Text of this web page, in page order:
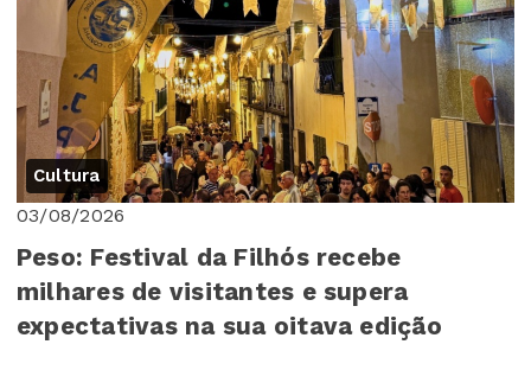
Cultura
03/08/2026
Peso: Festival da Filhós recebe
milhares de visitantes e supera
expectativas na sua oitava edição